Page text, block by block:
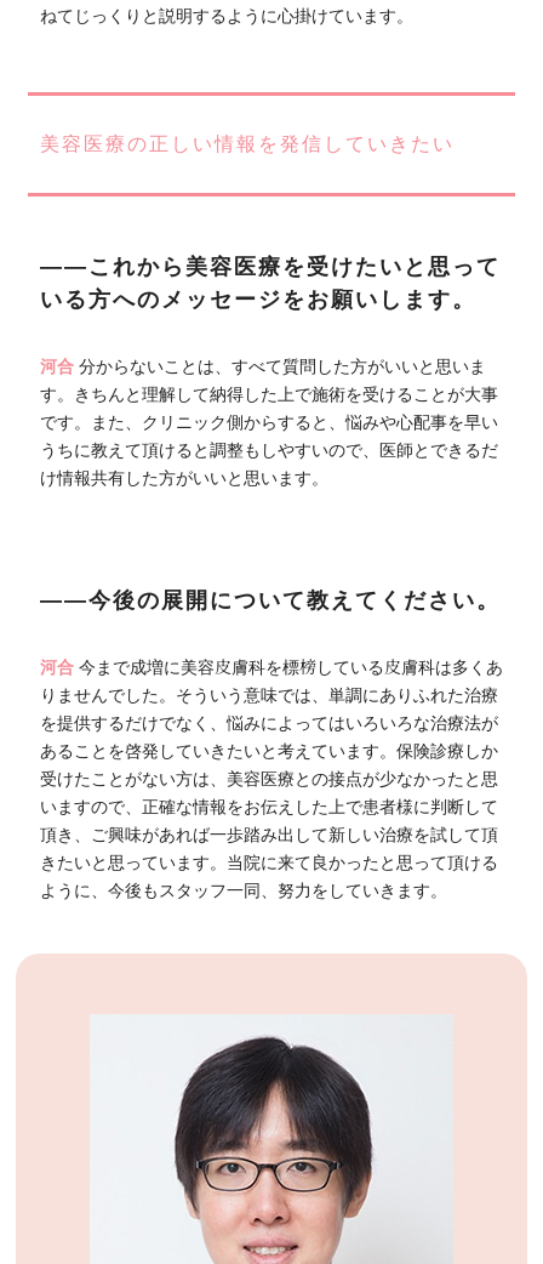
ねてじっくりと説明するように心掛けています。
美容医療の正しい情報を発信していきたい
――これから美容医療を受けたいと思って
いる方へのメッセージをお願いします。
河合分からないことは、すべて質問した方がいいと思いま
す。きちんと理解して納得した上で施術を受けることが大事
です。また、クリニック側からすると、悩みや心配事を早い
うちに教えて頂けると調整もしやすいので、医師とできるだ
け情報共有した方がいいと思います。
――今後の展開について教えてください。
河合今まで成増に美容皮膚科を標榜している皮膚科は多くあ
りませんでした。そういう意味では、単調にありふれた治療
を提供するだけでなく、悩みによってはいろいろな治療法が
あることを啓発していきたいと考えています。保険診療しか
受けたことがない方は、美容医療との接点が少なかったと思
いますので、正確な情報をお伝えした上で患者様に判断して
頂き、ご興味があれば一歩踏み出して新しい治療を試して頂
きたいと思っています。当院に来て良かったと思って頂ける
ように、今後もスタッフ一同、努力をしていきます。